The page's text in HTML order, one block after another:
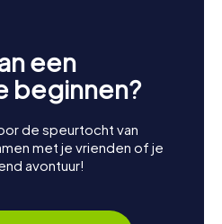
een
beginnen?
de speurtocht van
met je vrienden of je
avontuur!